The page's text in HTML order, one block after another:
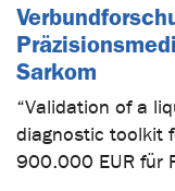
Sarkom
“Validation of a
diagnostic toolkit
900.000 EUR für